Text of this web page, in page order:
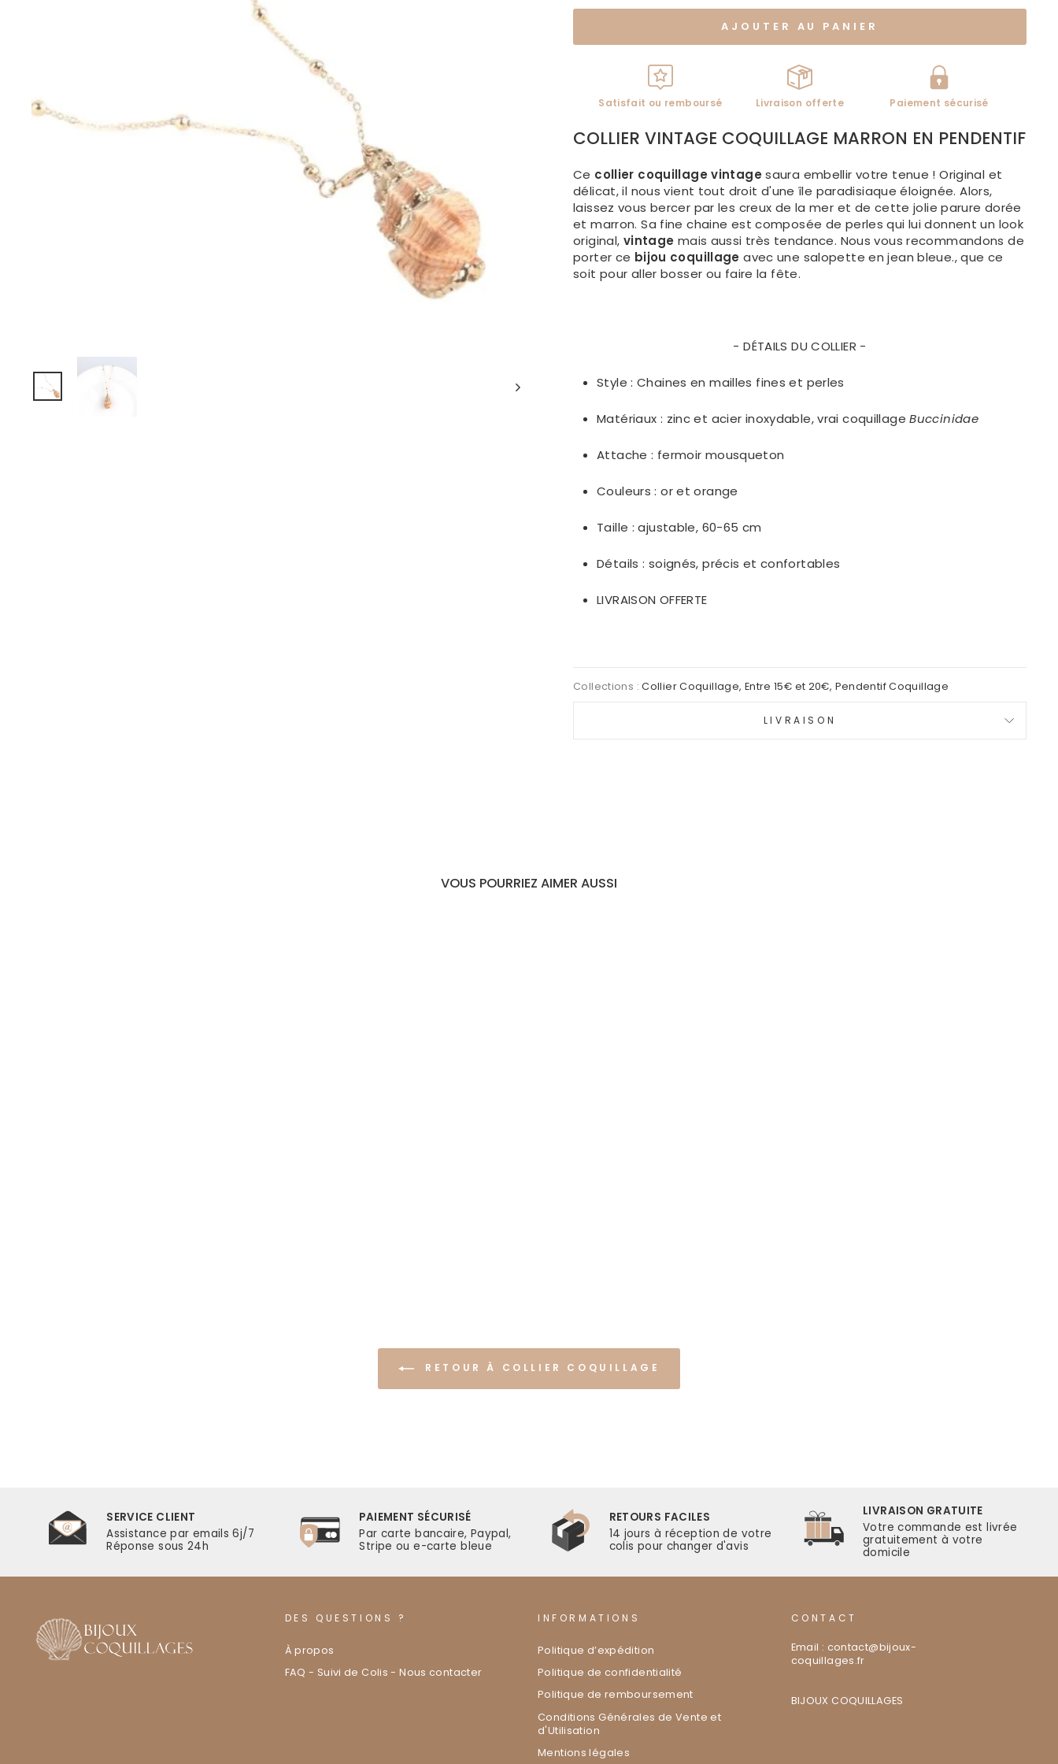
AJOUTER AU PANIER
Satisfait ou remboursé Livraison offerte Paiement sécurisé
COLLIER VINTAGE COQUILLAGE MARRON EN PENDENTIF
Ce collier coquillage vintage saura embellir votre tenue ! Original et
délicat, il nous vient tout droit d'une île paradisiaque éloignée. Alors,
laissez vous bercer par les creux de la mer et de cette jolie parure dorée
et marron. Sa fine chaine est composée de perles qui lui donnent un look
original, vintage mais aussi très tendance. Nous vous recommandons de
porter ce bijou coquillage avec une salopette en jean bleue., que ce
soit pour aller bosser ou faire la fête.
- DÉTAILS DU COLLIER -
Style : Chaines en mailles fines et perles
Matériaux : zinc et acier inoxydable, vrai coquillage Buccinidae
Attache : fermoir mousqueton
Couleurs : or et orange
Taille : ajustable, 60-65 cm
Détails : soignés, précis et confortables
LIVRAISON OFFERTE
Collections :Collier Coquillage, Entre 15€ et 20€, Pendentif Coquillage
LIVRAISON
VOUS POURRIEZ AIMER AUSSI
RETOUR À COLLIER COQUILLAGE
SERVICE CLIENT
Assistance par emails 6j/7
Réponse sous 24h
PAIEMENT SÉCURISÉ
Par carte bancaire, Paypal,
Stripe ou e-carte bleue
RETOURS FACILES
14 jours à réception de votre
colis pour changer d'avis
LIVRAISON GRATUITE
Votre commande est livrée
gratuitement à votre
domicile
DES QUESTIONS ?
À propos
FAQ - Suivi de Colis - Nous contacter
INFORMATIONS
Politique d’expédition
Politique de confidentialité
Politique de remboursement
Conditions Générales de Vente et
d'Utilisation
Mentions légales
CONTACT
Email : contact@bijoux-
coquillages.fr
BIJOUX COQUILLAGES